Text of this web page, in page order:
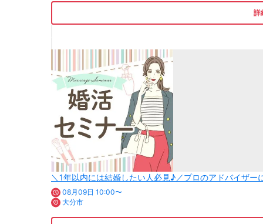
詳
＼1年以内には結婚したい人必見♪／プロのアドバイザ
08月09日 10:00〜
大分市